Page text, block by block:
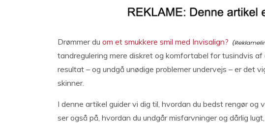
Drømmer du om et smukkere smil med Invisalign?
tandregulering mere diskret og komfortabel for tusindvis
resultat – og undgå unødige problemer undervejs – er det
skinner.
I denne artikel guider vi dig til, hvordan du bedst rengør og
ser også på, hvordan du undgår misfarvninger og dårlig